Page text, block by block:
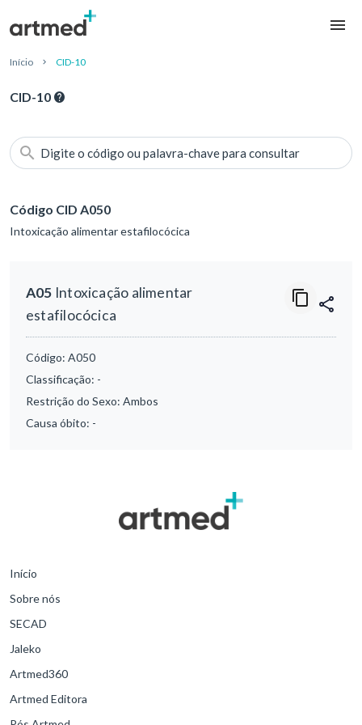
Início CID-10
CID-10
Digite o código ou palavra-chave para consultar
Código CID A050
Intoxicação alimentar estafilocócica
A05 Intoxicação alimentar
estafilocócica
Código: A050
Classificação: -
Restrição do Sexo: Ambos
Causa óbito: -
Início
Sobre nós
SECAD
Jaleko
Artmed360
Artmed Editora